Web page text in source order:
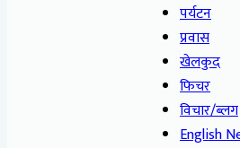
पर्यटन
प्रवास
खेलकुद
फिचर
विचार/ब्लग
English